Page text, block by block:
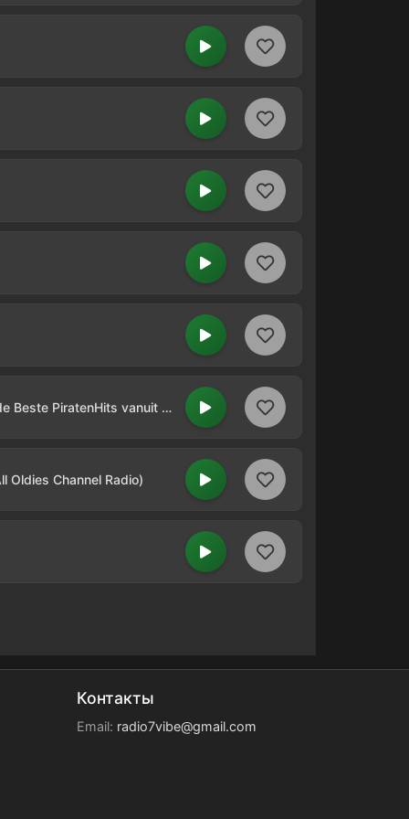
PiratenRadio.nl - 24/7 de Beste PiratenHits vanuit Twente
Channel Radio)
Контакты
Email: radio7vibe@gmail.com